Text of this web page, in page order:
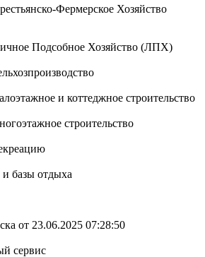
Фермерское Хозяйство
Подсобное Хозяйство (ЛПХ)
и коттеджное строительство
строительство
базы отдыха
от 23.06.2025 07:28:50
сервис